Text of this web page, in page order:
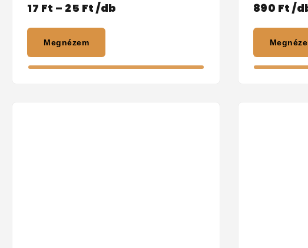
17 Ft – 25 Ft /db
Megnézem
890 Ft /